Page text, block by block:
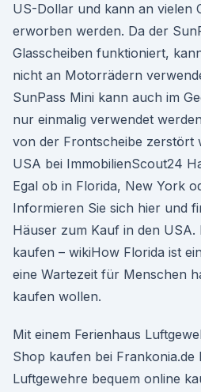
US-Dollar und kann an vielen
erworben werden. Da der
Glasscheiben funktioniert,
nicht an Motorrädern
SunPass Mini kann auch im
nur einmalig verwendet
von der Frontscheibe zerstört
USA bei ImmobilienScout24
Egal ob in Florida, New York
Informieren Sie sich hier und
Häuser zum Kauf in den USA.
kaufen – wikiHow Florida ist
eine Wartezeit für Menschen
kaufen wollen.
Mit einem Ferienhaus
Shop kaufen bei Frankonia.de
Luftgewehre bequem online